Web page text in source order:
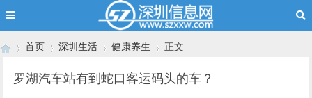
首页 深圳生活 健康养生 正文
罗湖汽车站有到蛇口客运码头的车？